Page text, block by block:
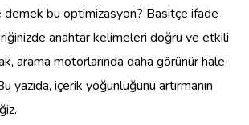
demek bu optimizasyon? Basitçe ifade
anahtar kelimeleri doğru ve etkili
arama motorlarında daha görünür hale
yazıda, içerik yoğunluğunu artırmanın